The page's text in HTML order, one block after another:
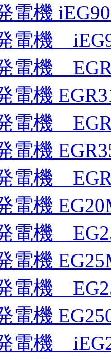
電機
電機
電機
電機
電機
電機
電機
電機
電機
電機
電機
電機
電機